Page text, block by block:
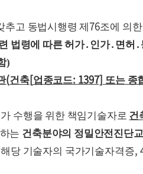
고 동법시행령 제 76조에 의
법령에 따른 허가․ 인가․ 면허 ․
)
(건축[업종코드: 1397] 또는 종
수행을 위한 책임기술자로 건
는 건축분야의 정밀안전진단
당 기술자의 국가기술자격증,